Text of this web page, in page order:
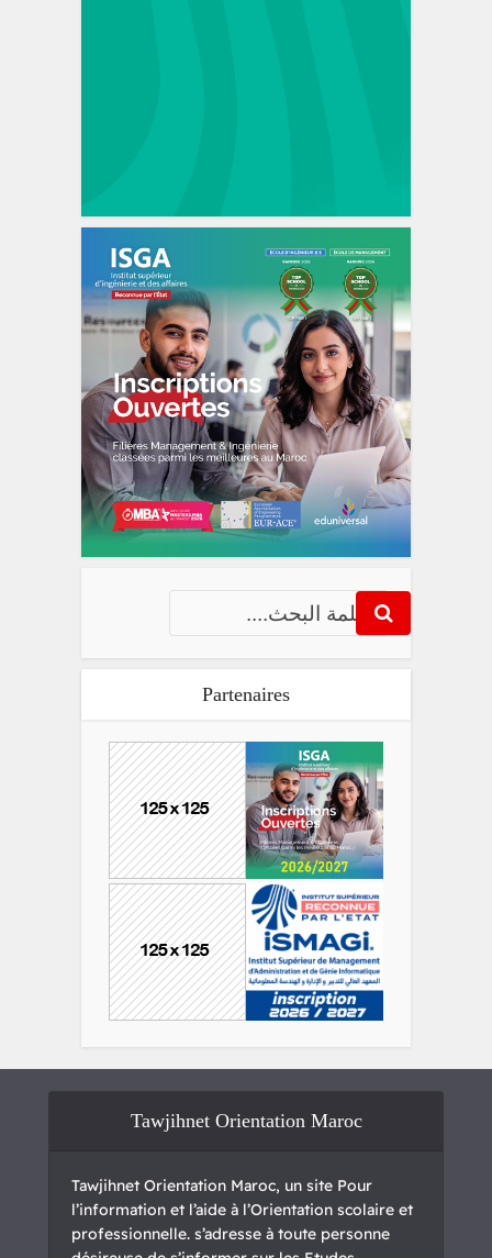
Partenaires
Tawjihnet Orientation Maroc
Tawjihnet Orientation Maroc, un site Pour
l’information et l’aide à l’Orientation scolaire et
professionnelle. s’adresse à toute personne